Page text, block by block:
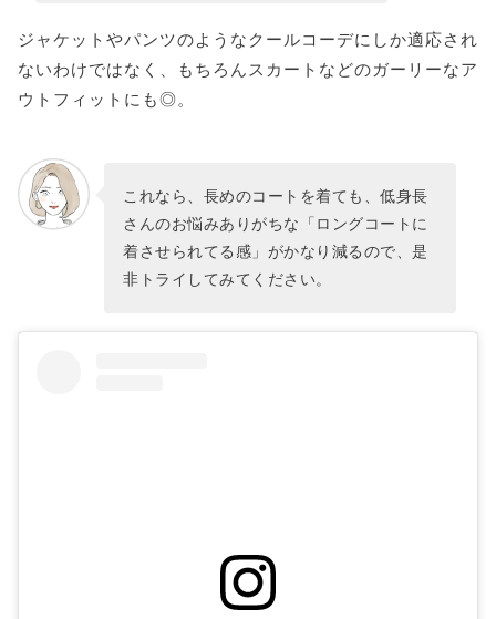
ジャケットやパンツのようなクールコーデにしか適応され
ないわけではなく、もちろんスカートなどのガーリーなア
ウトフィットにも◎。
これなら、長めのコートを着ても、低身長
さんのお悩みありがちな「ロングコートに
着させられてる感」がかなり減るので、是
非トライしてみてください。